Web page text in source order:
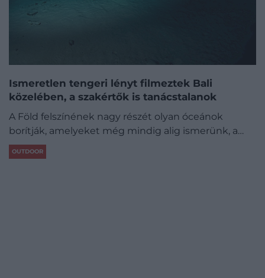
Ismeretlen tengeri lényt filmeztek Bali
közelében, a szakértők is tanácstalanok
A Föld felszínének nagy részét olyan óceánok
borítják, amelyeket még mindig alig ismerünk, a…
OUTDOOR